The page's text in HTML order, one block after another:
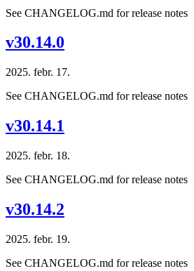
See CHANGELOG.md for release notes
v30.14.0
2025. febr. 17.
See CHANGELOG.md for release notes
v30.14.1
2025. febr. 18.
See CHANGELOG.md for release notes
v30.14.2
2025. febr. 19.
See CHANGELOG.md for release notes